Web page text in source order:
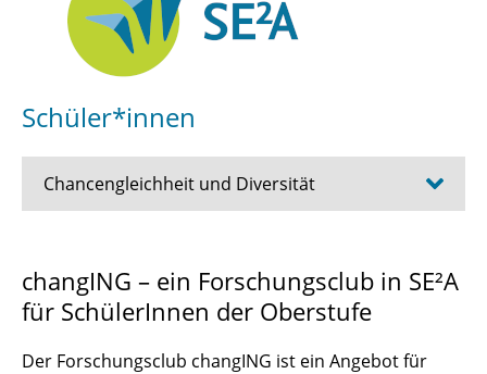
Schüler*innen
Chancengleichheit und Diversität
Student*innen
Promovierende
changING – ein Forschungsclub in SE²A
für SchülerInnen der Oberstufe
Der Forschungsclub changING ist ein Angebot für